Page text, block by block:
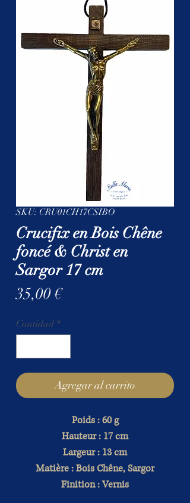
SKU: CRU01CH17CSIBO
Crucifix en Bois Chêne
foncé & Christ en
Sargor 17 cm
35,00 €Precio
Cantidad *
Agregar al carrito
Poids : 60 g
Hauteur : 17 cm
Largeur : 13 cm
Matière : Bois Chêne, Sargor
Finition : Vernis